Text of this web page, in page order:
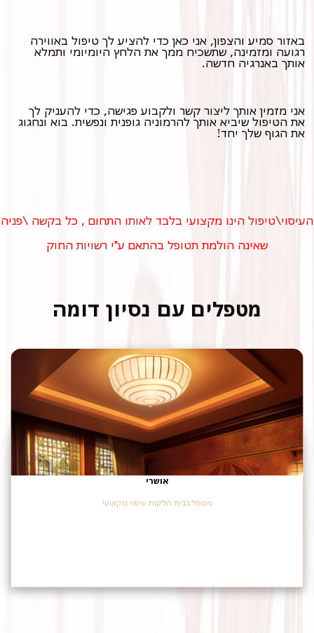
באזור סמיע והצפון, אני כאן כדי להציע לך טיפול באווירה
רגועה ומזמינה, שתשכיח ממך את הלחץ היומיומי ותמלא
אותך באנרגיה חדשה.
אני מזמין אותך ליצור קשר ולקבוע פגישה, כדי להעניק לך
את הטיפול שיביא אותך להרמוניה גופנית ונפשית. בוא ונחגוג
את הגוף שלך יחד!
העיסוי\טיפול הינו מקצועי בלבד לאותו התחום , כל בקשה \פניה
שאינה הולמת תטופל בהתאם ע"י רשויות החוק
מטפלים עם נסיון דומה
אושרי
מטפל בבית הלקוח עיסוי מקצועי